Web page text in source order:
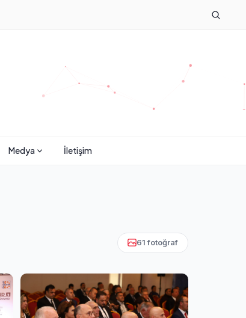
Medya İletişim
61 fotoğraf